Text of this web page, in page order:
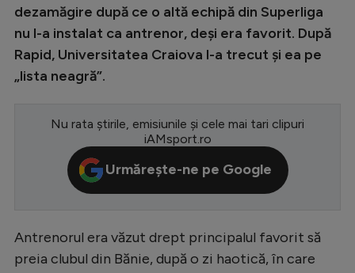
Champions League
Conference League
CM 2026
Premier League
Serie A
Bundesliga
dezamăgire după ce o altă echipă din Superliga
nu l-a instalat ca antrenor, deși era favorit. După
Rapid, Universitatea Craiova l-a trecut și ea pe
„lista neagră”.
Nu rata știrile, emisiunile și cele mai tari clipuri
iAMsport.ro
Urmărește-ne pe Google
Antrenorul era văzut drept principalul favorit să
preia clubul din Bănie, după o zi haotică, în care